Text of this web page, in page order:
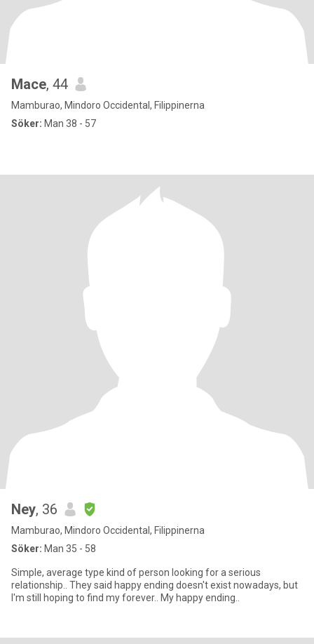
Mace, 44
Mamburao, Mindoro Occidental, Filippinerna
Söker: Man 38 - 57
Ney, 36
Mamburao, Mindoro Occidental, Filippinerna
Söker: Man 35 - 58
Simple, average type kind of person looking for a serious
relationship.. They said happy ending doesn't exist nowadays, but
I'm still hoping to find my forever.. My happy ending..